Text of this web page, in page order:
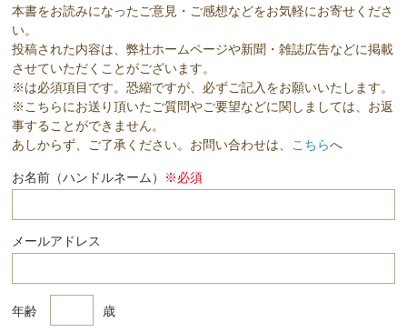
本書をお読みになったご意見・ご感想などをお気軽にお寄せくださ
い。
投稿された内容は、弊社ホームページや新聞・雑誌広告などに掲載
させていただくことがございます。
※は必須項目です。恐縮ですが、必ずご記入をお願いいたします。
※こちらにお送り頂いたご質問やご要望などに関しましては、お返
事することができません。
あしからず、ご了承ください。お問い合わせは、 こちらへ
お名前（ハンドルネーム） ※必須
メールアドレス
年齢 歳